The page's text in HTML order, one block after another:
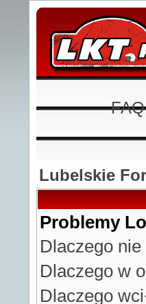
FAQ
Lubelskie
Problemy
Dlaczego
Dlaczego
Dlaczego